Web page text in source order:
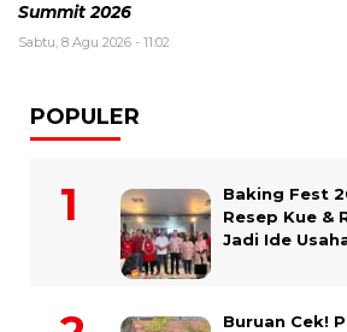
Summit 2026
Sabtu, 8 Agu 2026 - 11:02
POPULER
Baking Fest
Resep Kue &
Jadi Ide
Buruan Cek!